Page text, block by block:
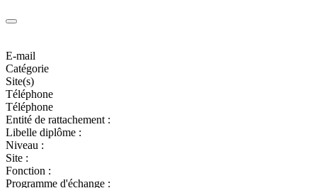
E-mail
Catégorie
Site(s)
Téléphone
Téléphone
Entité de rattachement :
Libelle diplôme :
Niveau :
Site :
Fonction :
Programme d'échange :